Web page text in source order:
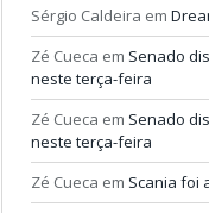
Sérgio Caldeira em
Zé Cueca em Senado
neste terça-feira
Zé Cueca em Senado
neste terça-feira
Zé Cueca em Scania foi